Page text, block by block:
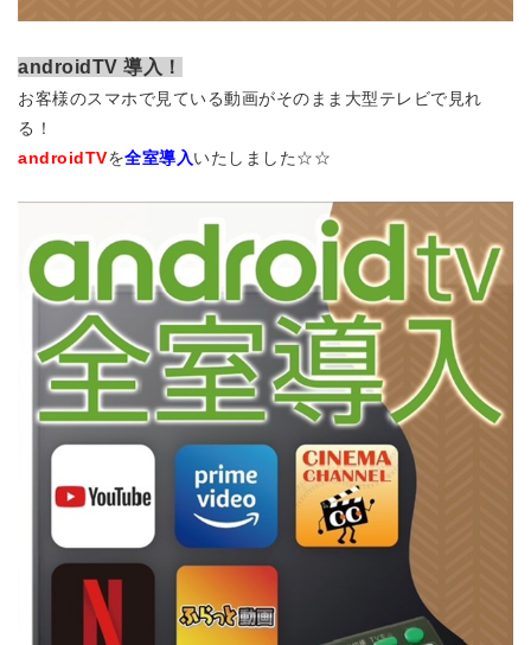
androidTV 導入！
お客様のスマホで見ている動画がそのまま大型テレビで見れ
る！
androidTVを全室導入いたしました☆☆